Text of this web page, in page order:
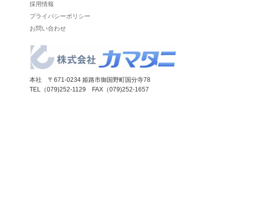
採用情報
プライバシーポリシー
お問い合わせ
本社 〒671-0234 姫路市御国野町国分寺78
TEL（079)252-1129 FAX（079)252-1657